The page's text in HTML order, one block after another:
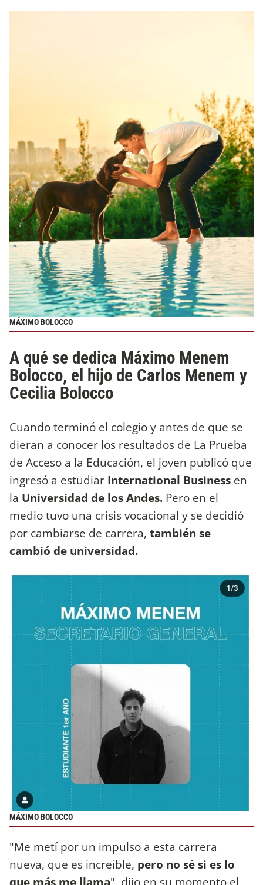
MÁXIMO BOLOCCO
A qué se dedica Máximo Menem
Bolocco, el hijo de Carlos Menem y
Cecilia Bolocco
Cuando terminó el colegio y antes de que se
dieran a conocer los resultados de La Prueba
de Acceso a la Educación, el joven publicó que
ingresó a estudiar International Business en
la Universidad de los Andes. Pero en el
medio tuvo una crisis vocacional y se decidió
por cambiarse de carrera, también se
cambió de universidad.
MÁXIMO BOLOCCO
"Me metí por un impulso a esta carrera
nueva, que es increíble, pero no sé si es lo